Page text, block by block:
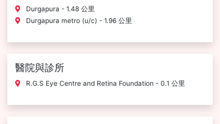
Durgapura - 1.48 公里
Durgapura metro (u/c) - 1.96 公里
醫院與診所
R.G.S Eye Centre and Retina Foundation - 0.1 公里